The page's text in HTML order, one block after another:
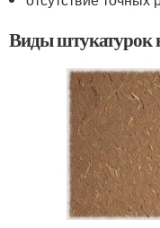
Виды штукатурок